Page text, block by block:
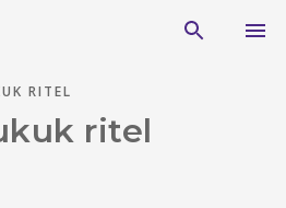
RITEL
ritel